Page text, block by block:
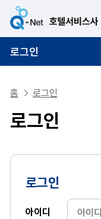
로그인
홈 로그인
로그인
로그인
아이디